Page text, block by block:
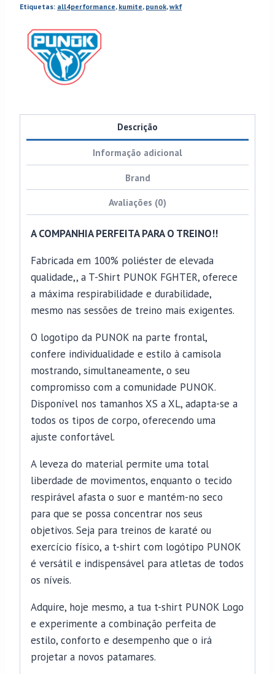
Etiquetas: all4performance, kumite, punok,wkf
Descrição
Informação adicional
Brand
Avaliações (0)
A COMPANHIA PERFEITA PARA O TREINO!!
Fabricada em 100% poliéster de elevada
qualidade,, a T-Shirt PUNOK FGHTER, oferece
a máxima respirabilidade e durabilidade,
mesmo nas sessões de treino mais exigentes.
O logotipo da PUNOK na parte frontal,
confere individualidade e estilo à camisola
mostrando, simultaneamente, o seu
compromisso com a comunidade PUNOK.
Disponível nos tamanhos XS a XL, adapta-se a
todos os tipos de corpo, oferecendo uma
ajuste confortável.
A leveza do material permite uma total
liberdade de movimentos, enquanto o tecido
respirável afasta o suor e mantém-no seco
para que se possa concentrar nos seus
objetivos. Seja para treinos de karaté ou
exercício físico, a t-shirt com logótipo PUNOK
é versátil e indispensável para atletas de todos
os níveis.
Adquire, hoje mesmo, a tua t-shirt PUNOK Logo
e experimente a combinação perfeita de
estilo, conforto e desempenho que o irá
projetar a novos patamares.